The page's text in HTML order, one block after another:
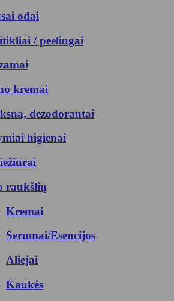
odai
/ peelingai
kremai
dezodorantai
higienai
raukšlių
Kremai
Serumai/Esencijos
Aliejai
Kaukės